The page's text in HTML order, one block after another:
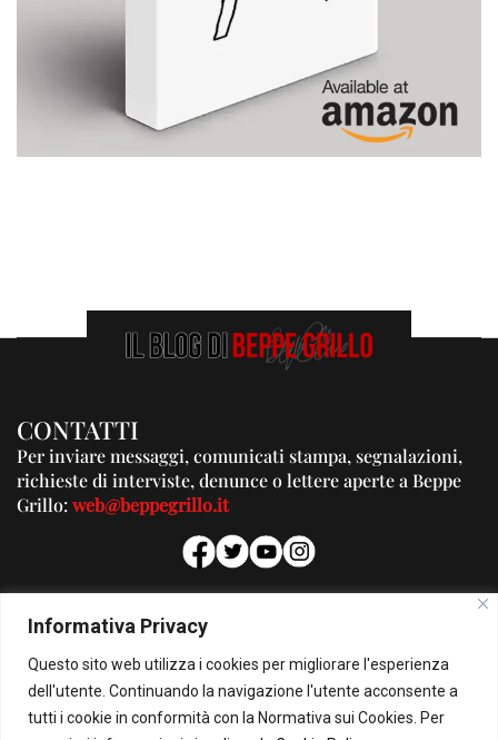
Informativa Privacy
Questo sito web utilizza i cookies per migliorare l'esperienza
dell'utente. Continuando la navigazione l'utente acconsente a
tutti i cookie in conformità con la Normativa sui Cookies. Per
CONTATTI
Per inviare messaggi, comunicati stampa, segnalazioni,
richieste di interviste, denunce o lettere aperte a Beppe
Grillo:web@beppegrillo.it
PUBBLICITA'
Per la tua pubblicità su questo Blog:
pubblicita@beppegrillo.it